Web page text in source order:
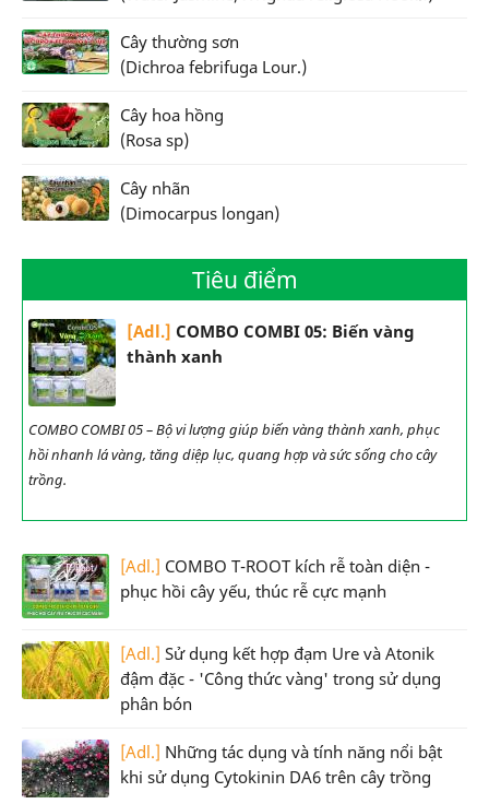
Cây thường sơn
(Dichroa febrifuga Lour.)
Cây hoa hồng
(Rosa sp)
Cây nhãn
(Dimocarpus longan)
Tiêu điểm
[Adl.] COMBO COMBI 05: Biến vàng
thành xanh
COMBO COMBI 05 – Bộ vi lượng giúp biến vàng thành xanh, phục
hồi nhanh lá vàng, tăng diệp lục, quang hợp và sức sống cho cây
trồng.
[Adl.] COMBO T-ROOT kích rễ toàn diện -
phục hồi cây yếu, thúc rễ cực mạnh
[Adl.] Sử dụng kết hợp đạm Ure và Atonik
đậm đặc - 'Công thức vàng' trong sử dụng
phân bón
[Adl.] Những tác dụng và tính năng nổi bật
khi sử dụng Cytokinin DA6 trên cây trồng